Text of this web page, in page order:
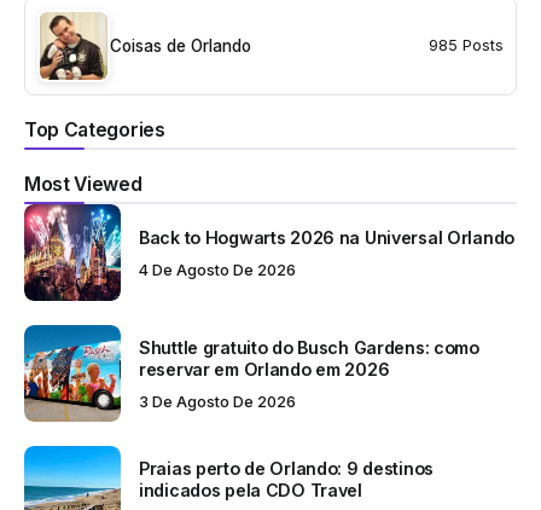
Coisas de Orlando 985 Posts
Top Categories
Most Viewed
Back to Hogwarts 2026 na Universal Orlando
4 De Agosto De 2026
Shuttle gratuito do Busch Gardens: como
reservar em Orlando em 2026
3 De Agosto De 2026
Praias perto de Orlando: 9 destinos
indicados pela CDO Travel